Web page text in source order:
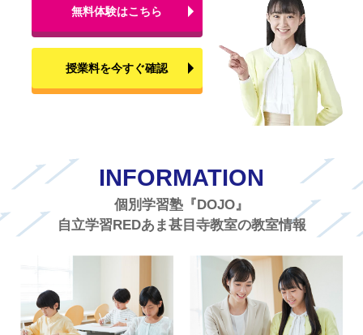
無料体験はこちら
授業料を今すぐ確認
INFORMATION
個別学習塾『DOJO』
自立学習REDあま甚目寺教室の教室情報